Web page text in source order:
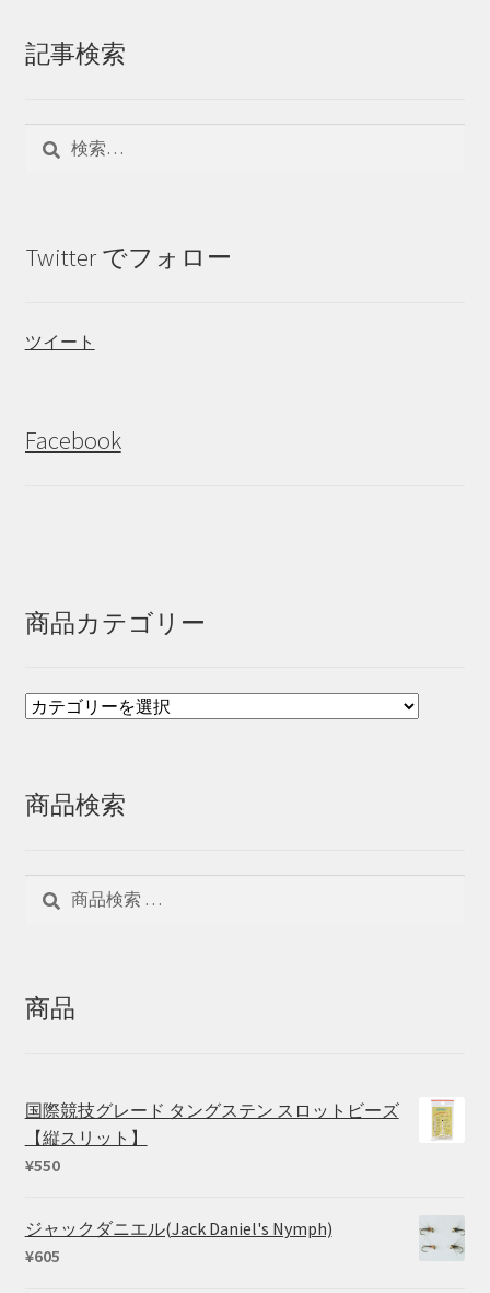
記事検索
Twitter でフォロー
ツイート
Facebook
商品カテゴリー
商品検索
商品
国際競技グレード タングステン スロットビーズ
【縦スリット】
¥550
ジャックダニエル(Jack Daniel's Nymph)
¥605